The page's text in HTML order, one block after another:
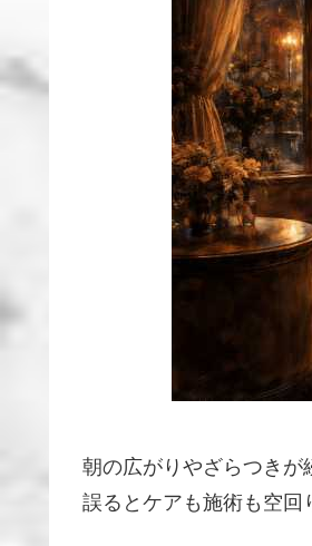
朝の広がりやざらつきが
誤るとケアも施術も空回